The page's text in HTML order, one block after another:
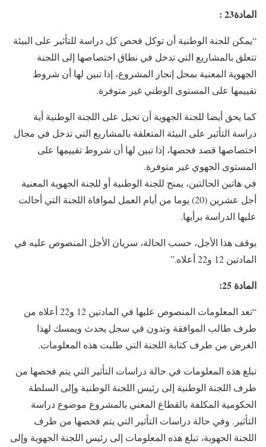
المادة23
:
“يمكن للجنة الوطنية أن توكل فحص كل دراسة للتأثير على البيئة
تتعلق بالمشاريع التي تدخل في نطاق اختصاصها إلى اللجنة
الجهوية المعنية بمحل إنجاز المشروع، إذا تبين لها أن شروط
تقييمها على المستوى الوطني غير متوفرة.
كما يحق أيضا للجنة الجهوية أن تحيل على اللجنة الوطنية أية
دراسة التأثير على البيئة المتعلقة بالمشاريع التي تدخل في مجال
اختصاصها قصد فحصها، إذا تبين لها أن شروط تقييمها على
المستوى الجهوي غير متوفرة.
في هاتين الحالتين، يمنح للجنة الوطنية أو للجنة الجهوية المعنية
أجل عشرين (20) يوما من أيام العمل لموافاة اللجنة التي أحالت
عليها الدراسة برأيها.
يوقف هذا الأجل، حسب الحالة، سريان الأجل المنصوص عليه في
المادتين 12 و22 أعلاه.”
المادة 25
:
“تعد المعلومات المنصوص عليها في المادتين 12 و22 أعلاه من
طرف طالب الموافقة وتدون في سجل يحدث ويمسك لهذا
الغرض من طرف كتابة اللجنة التي طلبت هذه المعلومات.
تبلغ هذه المعلومات في حالة دراسات التأثير التي يتم فحصها من
طرف اللجنة الوطنية إلى رئيس اللجنة الوطنية وإلى السلطة
الحكومية المكلفة بالقطاع المعني بالمشروع موضوع دراسة
التأثير. وفي حالة دراسات التأثير التي يتم فحصها من طرف
اللجنة الجهوية، تبلغ هذه المعلومات إلى رئيس اللجنة الجهوية وإلى